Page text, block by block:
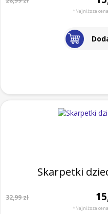
*Najniższa cena
Skarpetki
32,99 zł
*Najniższa cena